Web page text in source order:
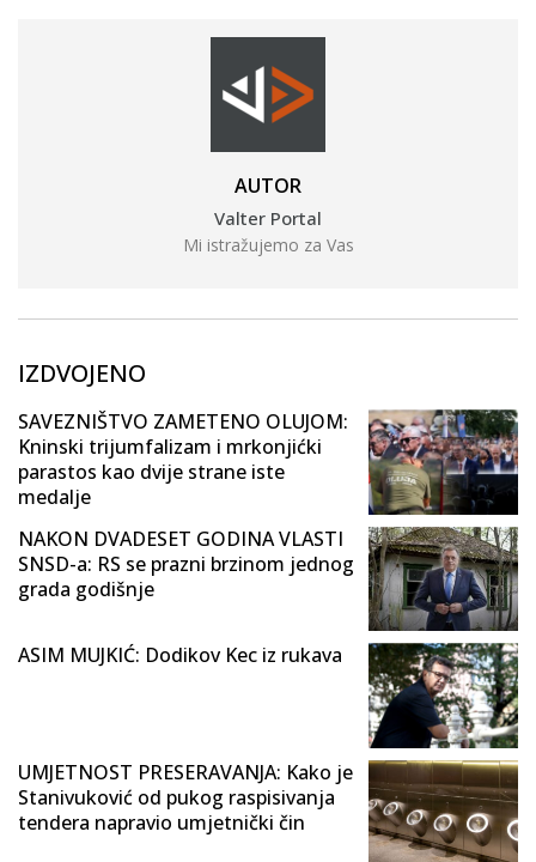
AUTOR
Valter Portal
Mi istražujemo za Vas
IZDVOJENO
SAVEZNIŠTVO ZAMETENO OLUJOM:
Kninski trijumfalizam i mrkonjićki
parastos kao dvije strane iste
medalje
NAKON DVADESET GODINA VLASTI
SNSD-a: RS se prazni brzinom jednog
grada godišnje
ASIM MUJKIĆ: Dodikov Kec iz rukava
UMJETNOST PRESERAVANJA: Kako je
Stanivuković od pukog raspisivanja
tendera napravio umjetnički čin